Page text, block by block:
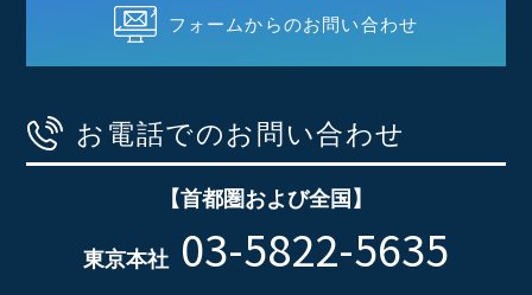
フォームからのお問い合わせ
お電話でのお問い合わせ
【首都圏および全国】
東京本社 03-5822-5635